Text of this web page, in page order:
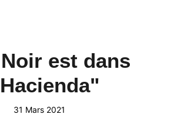
est dans
31 Mars 2021